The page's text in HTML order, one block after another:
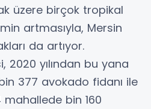
üzere birçok tropikal
artmasıyla, Mersin
da artıyor.
2020 yılından bu yana
377 avokado fidanı ile
bin 160